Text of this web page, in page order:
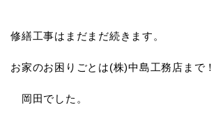
修繕工事はまだまだ続きます。
お家のお困りごとは(株)中島工務店まで！
岡田でした。